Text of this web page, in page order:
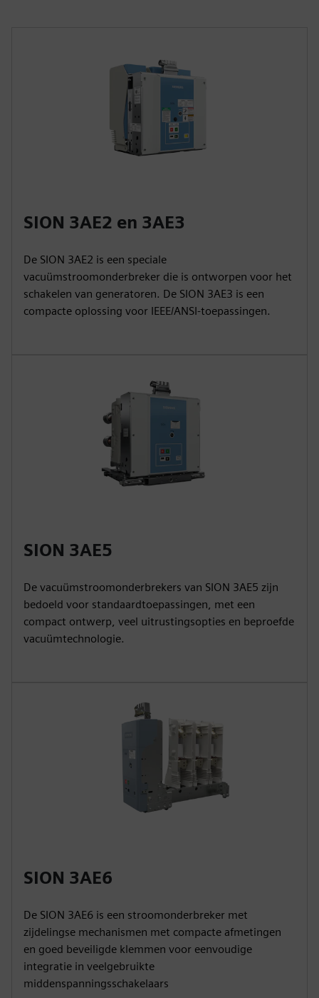
SION 3AE2 en 3AE3
De SION 3AE2 is een speciale
vacuümstroomonderbreker die is ontworpen voor het
schakelen van generatoren. De SION 3AE3 is een
compacte oplossing voor IEEE/ANSI-toepassingen.
SION 3AE5
De vacuümstroomonderbrekers van SION 3AE5 zijn
bedoeld voor standaardtoepassingen, met een
compact ontwerp, veel uitrustingsopties en beproefde
vacuümtechnologie.
SION 3AE6
De SION 3AE6 is een stroomonderbreker met
zijdelingse mechanismen met compacte afmetingen
en goed beveiligde klemmen voor eenvoudige
integratie in veelgebruikte
middenspanningsschakelaars